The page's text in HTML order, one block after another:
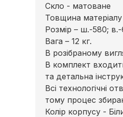
Скло - матоване
Товщина
Розмір – ш.-580;
Вага – 12 кг.
В розібраному
В комплект
та детальна
Всі технологічні
тому процес
Колір корпусу -